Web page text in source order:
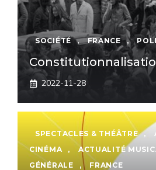
SOCIÉTÉ , FRANCE ,
2022-11-28
SPECTACLES & THÉÂTRE ,
CINÉMA
, ACTUALITÉ
GÉNÉRALE
, FRANCE